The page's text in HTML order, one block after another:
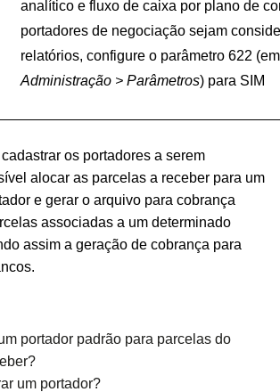
analítico e fluxo de caixa por plano de
portadores de negociação sejam
relatórios, configure o parâmetro 622
Administração > Parâmetros) para SIM
os portadores a serem
alocar as parcelas a receber para um
e gerar o arquivo para cobrança
associadas a um determinado
assim a geração de cobrança para
portador padrão para parcelas do
um portador?